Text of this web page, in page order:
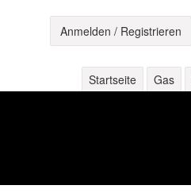
Anmelden / Registrieren
Startseite Gas